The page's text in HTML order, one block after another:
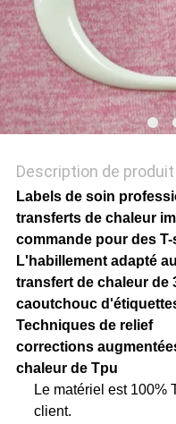
SITE
POLITIQUE
DE
Description de produit
Labels de soin
transferts de chaleur
commande pour des
L'habillement adapté
transfert de chaleur de
caoutchouc
Techniques de relief
corrections
chaleur de Tpu
Le matériel est 100%
client.